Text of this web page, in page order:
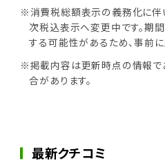
※消費税総額表示の義務化に伴
次税込表示へ変更中です。期
する可能性があるため、事前
※掲載内容は更新時点の情報で
合があります。
最新クチコミ